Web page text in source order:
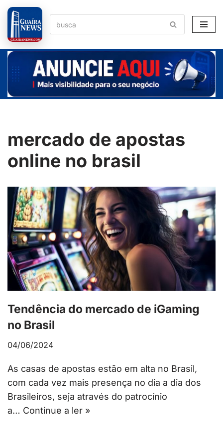
Pular
para
o
conteúdo
mercado de apostas
online no brasil
Tendência do mercado de iGaming
no Brasil
04/06/2024
As casas de apostas estão em alta no Brasil,
com cada vez mais presença no dia a dia dos
Brasileiros, seja através do patrocínio
a… Continue a ler »